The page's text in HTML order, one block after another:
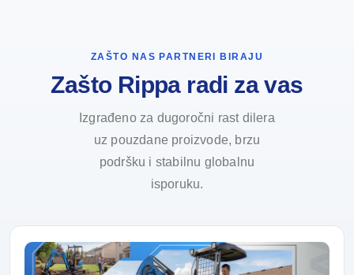
ZAŠTO NAS PARTNERI BIRAJU
Zašto Rippa radi za vas
Izgrađeno za dugoročni rast dilera
uz pouzdane proizvode, brzu
podršku i stabilnu globalnu
isporuku.